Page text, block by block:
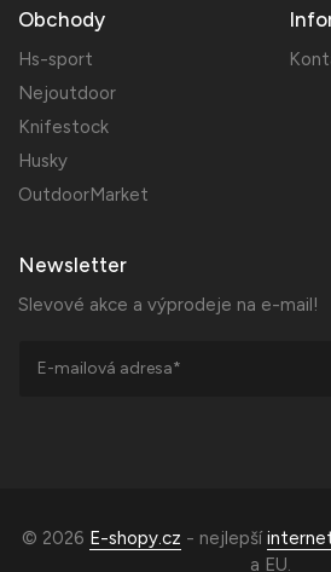
Obchody
Hs-sport
Nejoutdoor
Knifestock
Husky
OutdoorMarket
Newsletter
Slevové akce a výprodeje na e-mail!
© 2026 E-shopy.cz - nejlepší
a EU.